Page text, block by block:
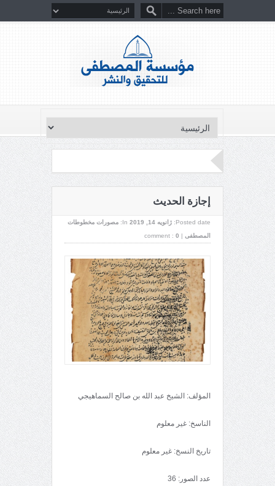
إجازة الحديث
Posted date: ژانویه 14, 2019 In:
مصورات مخطوطات
المصطفى |
comment : 0
المؤلف: الشيخ عبد الله بن صالح السماهيجي
الناسخ: غير معلوم
تاريخ النسخ: غير معلوم
عدد الصور: 36